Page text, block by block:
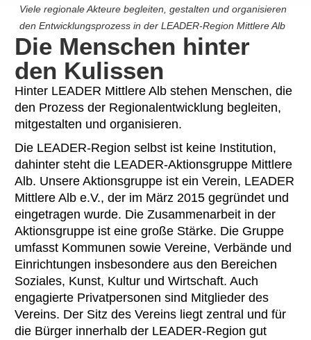
Viele regionale Akteure begleiten, gestalten und organisieren
den Entwicklungsprozess in der LEADER-Region Mittlere Alb
Die Menschen hinter
den Kulissen
Hinter LEADER Mittlere Alb stehen Menschen, die
den Prozess der Regionalentwicklung begleiten,
mitgestalten und organisieren.
Die LEADER-Region selbst ist keine Institution,
dahinter steht die LEADER-Aktionsgruppe Mittlere
Alb. Unsere Aktionsgruppe ist ein Verein, LEADER
Mittlere Alb e.V., der im März 2015 gegründet und
eingetragen wurde. Die Zusammenarbeit in der
Aktionsgruppe ist eine große Stärke. Die Gruppe
umfasst Kommunen sowie Vereine, Verbände und
Einrichtungen insbesondere aus den Bereichen
Soziales, Kunst, Kultur und Wirtschaft. Auch
engagierte Privatpersonen sind Mitglieder des
Vereins. Der Sitz des Vereins liegt zentral und für
die Bürger innerhalb der LEADER-Region gut